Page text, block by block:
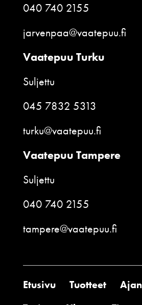
040 740 2155
jarvenpaa@vaatepuu.fi
Vaatepuu Turku
Suljettu
045 7832 5313
turku@vaatepuu.fi
Vaatepuu Tampere
Suljettu
040 740 2155
tampere@vaatepuu.fi
Etusivu Tuotteet